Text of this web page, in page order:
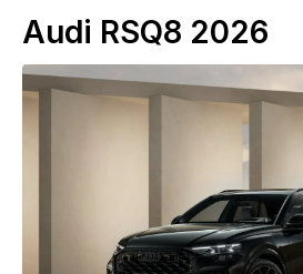
ЭЛЕКТРОМОБИЛИ
В НАЛИЧИИ
ЛИЗИНГ
Audi RSQ8 2026